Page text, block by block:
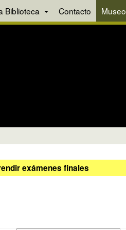
Biblioteca Contacto Museo
exámenes finales